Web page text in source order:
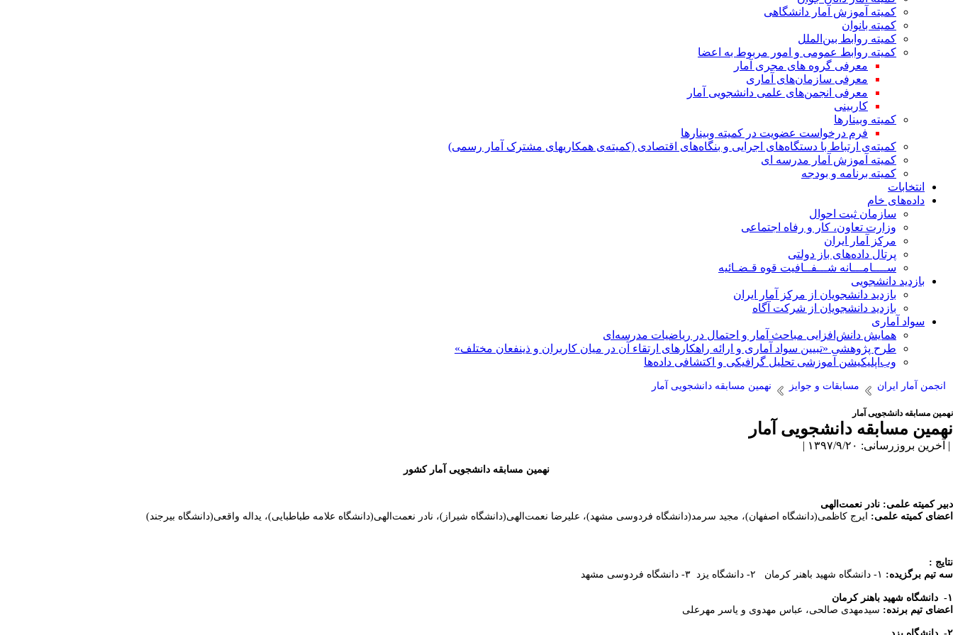
کمیته آموزش آمار دانشگاهی
کمیته بانوان
کمیته روابط بین‌الملل
کمیته روابط عمومی و امور مربوط به اعضا
معرفی گروه های مجری آمار
معرفی سازمان‌های آماری
معرفی انجمن‌های علمی دانشجویی آمار
کاربینی
کمیته وبینارها
فرم درخواست عضویت در کمیته وبینارها
کمیته‌ی ارتباط با دستگاه‌های اجرایی و بنگاه‌های اقتصادی (کمیته‌ی همکاریهای مشترک آمار رسمی)
کمیته آموزش آمار مدرسه ای
کمیته برنامه و بودجه
انتخابات
داده‌های خام
سازمان ثبت احوال
وزارت تعاون، کار و رفاه اجتماعی
مرکز آمار ایران
پرتال داده‌های باز دولتی
ســــامـــانه شـــفــافیت قوه قـضـائیه
بازدید دانشجویی
بازدید دانشجویان از مرکز آمار ایران
بازدید دانشجویان از شرکت آگاه
سواد آماری
همایش دانش‌افزایی مباحث آمار و احتمال در ریاضیات مدرسه‌ای
طرح پژوهشی «تبیین سواد آماری و ارائه راهکارهای ارتقاء آن در میان کاربران و ذینفعان مختلف»
وب‌اپلیکیشن آموزشی تحلیل گرافیکی و اکتشافی داده‌ها
انجمن آمار ایران مسابقات و جوایز نهمین مسابقه دانشجویی آمار
نهمین مسابقه دانشجویی آمار
نهمین مسابقه دانشجویی آمار
| آخرین بروزرسانی: ۱۳۹۷/۹/۲۰ |
نهمین مسابقه دانشجویی آمار کشور
دبیر کمیته علمی: نادر نعمت‌الهی
اعضای کمیته علمی: ایرج کاظمی(دانشگاه اصفهان)، مجید سرمد(دانشگاه فردوسی مشهد)، علیرضا نعمت‌الهی(دانشگاه شیراز)، نادر نعمت‌الهی(دانشگاه علامه طباطبایی)، یداله واقعی(دانشگاه بیرجند)
نتایج :
سه تیم برگزیده:
۱- دانشگاه شهید باهنر کرمان
اعضای تیم برنده: سیدمهدی صالحی، عباس مهدوی و یاسر مهرعلی